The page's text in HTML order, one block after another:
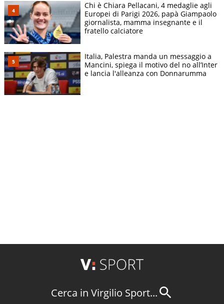
Chi è Chiara Pellacani, 4 medaglie agli
Europei di Parigi 2026, papà Giampaolo
giornalista, mamma insegnante e il
fratello calciatore
Italia, Palestra manda un messaggio a
Mancini, spiega il motivo del no all’Inter
e lancia l'alleanza con Donnarumma
Cerca in Virgilio Sport...